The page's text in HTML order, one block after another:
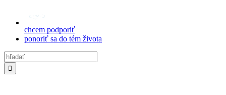
chcem podporiť
ponoriť sa do tém života
Hľadať: